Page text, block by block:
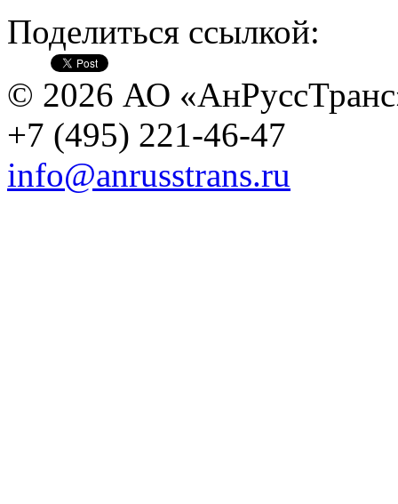
Поделиться ссылкой:
© 2026 АО
+7 (495) 221-46-47
info@anrusstrans.ru